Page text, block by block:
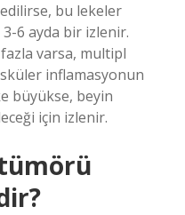
bu lekeler
6 ayda bir izlenir.
varsa, multipl
inflamasyonun
büyükse, beyin
için izlenir.